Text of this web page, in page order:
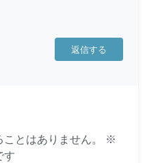
返信する
とはありません。
※
す